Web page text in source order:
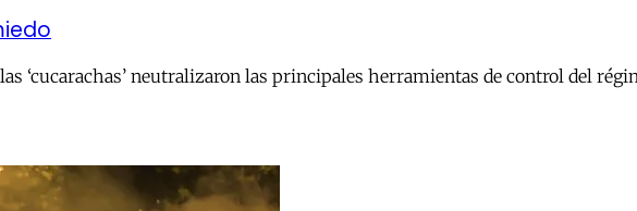
‘cucarachas’ neutralizaron las principales herramientas de control del